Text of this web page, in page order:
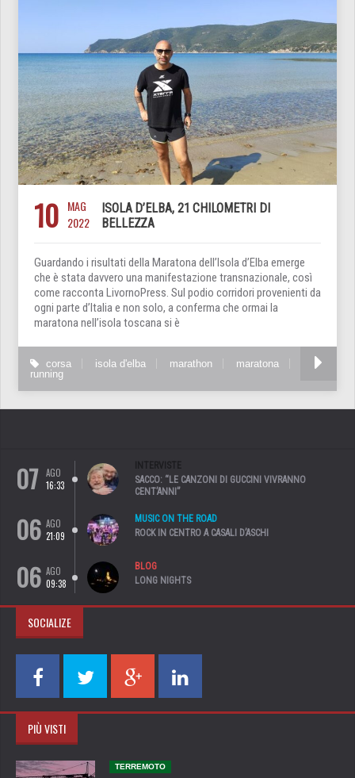
10 MAG
2022
ISOLA D’ELBA, 21 CHILOMETRI DI
BELLEZZA
Guardando i risultati della Maratona dell’Isola d’Elba emerge
che è stata davvero una manifestazione transnazionale, così
come racconta LivornoPress. Sul podio corridori provenienti da
ogni parte d’Italia e non solo, a conferma che ormai la
maratona nell’isola toscana si è
corsa isola d'elba marathon
maratona
running
07
AGO
16:33
INTERVISTE
SACCO: “LE CANZONI DI GUCCINI VIVRANNO
CENT’ANNI”
06 AGO
21:09
MUSIC ON THE ROAD
ROCK IN CENTRO A CASALI D’ASCHI
06 AGO
09:38
BLOG
LONG NIGHTS
SOCIALIZE
PIÙ VISTI
TERREMOTO